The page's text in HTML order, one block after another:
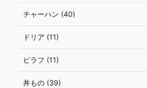
チャーハン (40)
ドリア (11)
ピラフ (11)
丼もの (39)